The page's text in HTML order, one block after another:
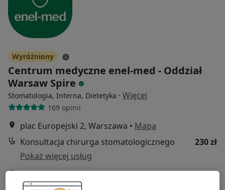
Wyróżniony
Centrum medyczne enel-med - Oddział
Warsaw Spire
Stomatologia, Interna, Dietetyka · Więcej
169 opinii
plac Europejski 2, Warszawa • Mapa
Konsultacja chirurga stomatologicznego
230 zł
Pokaż więcej usług